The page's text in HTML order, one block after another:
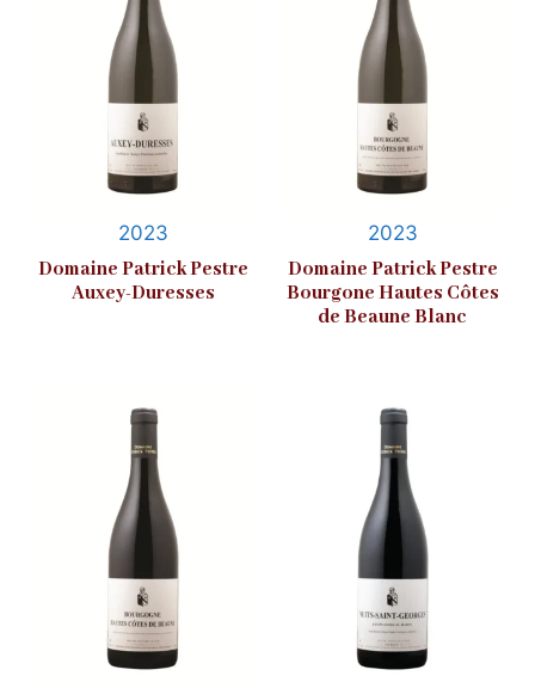
2023
Domaine Patrick Pestre
Auxey-Duresses
2023
Domaine Patrick Pestre
Bourgone Hautes Côtes
de Beaune Blanc